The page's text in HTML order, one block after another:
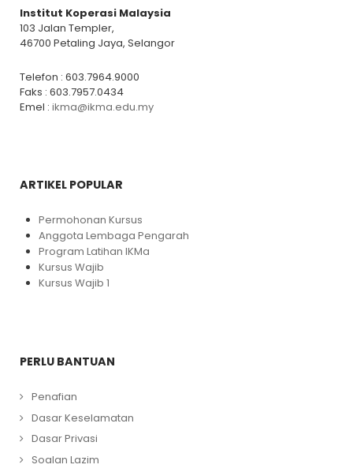
Institut Koperasi Malaysia
103 Jalan Templer,
46700 Petaling Jaya, Selangor
Telefon : 603.7964.9000
Faks : 603.7957.0434
Emel : ikma@ikma.edu.my
ARTIKEL POPULAR
Permohonan Kursus
Anggota Lembaga Pengarah
Program Latihan IKMa
Kursus Wajib
Kursus Wajib 1
PERLU BANTUAN
Penafian
Dasar Keselamatan
Dasar Privasi
Soalan Lazim